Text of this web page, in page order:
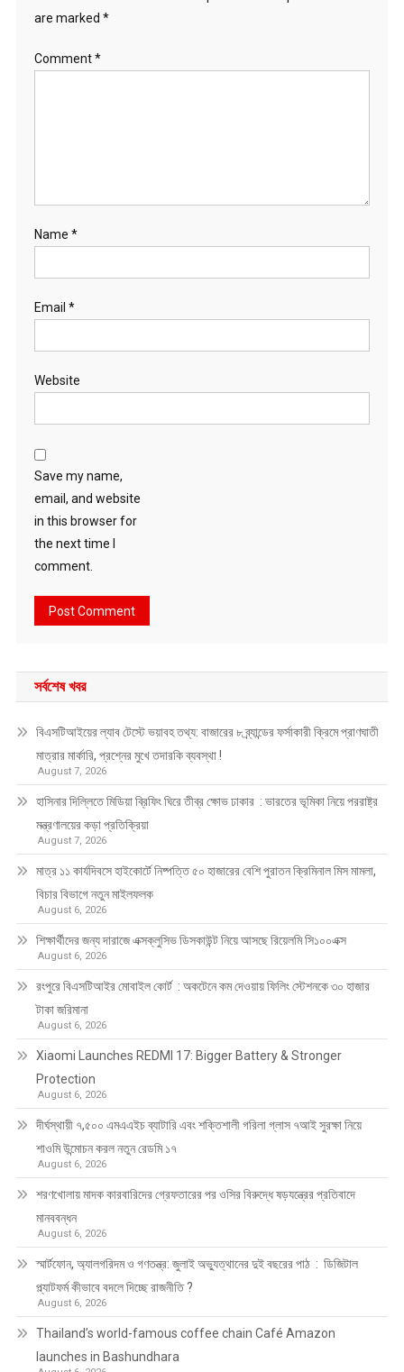
are marked *
Comment*
Name *
Email *
Website
Save my name,
email, and website
in this browser for
the next time I
comment.
সর্বশেষ খবর
বিএসটিআইয়ের ল্যাব টেস্টে ভয়াবহ তথ্য: বাজারের ৮ ব্র্যান্ডের ফর্সাকারী ক্রিমে প্রাণঘাতী
মাত্রার মার্কারি, প্রশ্নের মুখে তদারকি ব্যবস্থা !
August 7, 2026
হাসিনার দিল্লিতে মিডিয়া ব্রিফিং ঘিরে তীব্র ক্ষোভ ঢাকার : ভারতের ভূমিকা নিয়ে পররাষ্ট্র
মন্ত্রণালয়ের কড়া প্রতিক্রিয়া
August 7, 2026
মাত্র ১১ কার্যদিবসে হাইকোর্টে নিষ্পত্তি ৫০ হাজারের বেশি পুরাতন ক্রিমিনাল মিস মামলা,
বিচার বিভাগে নতুন মাইলফলক
August 6, 2026
শিক্ষার্থীদের জন্য দারাজে এক্সক্লুসিভ ডিসকাউন্ট নিয়ে আসছে রিয়েলমি সি১০০এক্স
August 6, 2026
রংপুরে বিএসটিআইর মোবাইল কোর্ট : অকটেনে কম দেওয়ায় ফিলিং স্টেশনকে ৩০ হাজার
টাকা জরিমানা
August 6, 2026
Xiaomi Launches REDMI 17: Bigger Battery & Stronger
Protection
August 6, 2026
দীর্ঘস্থায়ী ৭,৫০০ এমএএইচ ব্যাটারি এবং শক্তিশালী গরিলা গ্লাস ৭আই সুরক্ষা নিয়ে
শাওমি উন্মোচন করল নতুন রেডমি ১৭
August 6, 2026
শরণখোলায় মাদক কারবারিদের গ্রেফতারের পর ওসির বিরুদ্ধে ষড়যন্ত্রের প্রতিবাদে
মানববন্ধন
August 6, 2026
স্মার্টফোন, অ্যালগরিদম ও গণতন্ত্র: জুলাই অভ্যুত্থানের দুই বছরের পাঠ : ডিজিটাল
প্ল্যাটফর্ম কীভাবে বদলে দিচ্ছে রাজনীতি ?
August 6, 2026
Thailand’s world-famous coffee chain Café Amazon
launches in Bashundhara